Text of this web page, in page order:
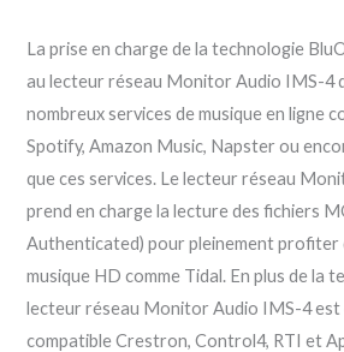
La prise en charge de la technologie
au lecteur réseau Monitor Audio IMS-4
nombreux services de musique en ligne
Spotify, Amazon Music, Napster ou
que ces services. Le lecteur réseau
prend en charge la lecture des fichiers
Authenticated) pour pleinement profiter
musique HD comme Tidal. En plus de la
lecteur réseau Monitor Audio IMS-4 est
compatible Crestron, Control4, RTI et